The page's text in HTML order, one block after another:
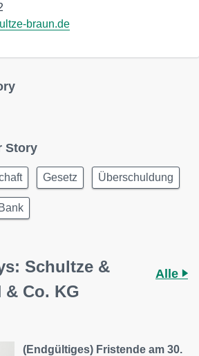
braun.de
Story
Gesetz Überschuldung
Bank
Schultze &
& Co. KG
Alle
(Endgültiges) Fristende am 30.